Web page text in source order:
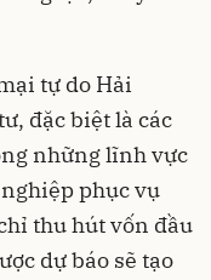
tự do Hải
đặc biệt là các
những lĩnh vực
phục vụ
thu hút vốn đầu
dự báo sẽ tạo